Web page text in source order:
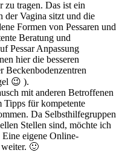
zu tragen. Das ist ein
der Vagina sitzt und die
Formen von Pessaren und
Beratung und
Pessar Anpassung
hier die besseren
Beckenbodenzentren
😉 ).
mit anderen Betroffenen
Tipps für kompetente
Da Selbsthilfegruppen
Stellen sind, möchte ich
eigene Online-
🙂